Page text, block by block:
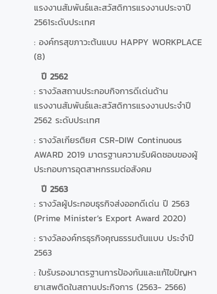
แรงงานสัมพันธ์และสวัสดิการแรงงานประจาปี
2561ระดับประเทศ
: องค์กรสุขภาวะต้นแบบ HAPPY WORKPLACE
(8)
ปี 2562
: รางวัลสถานประกอบกิจการดีเด่นด้าน
แรงงานสัมพันธ์และสวัสดิการแรงงานประจำปี
2562 ระดับประเทศ
: รางวัลเกียรติยศ CSR-DIW Continuous
AWARD 2019 มาตรฐานความรับผิดชอบของผู้
ประกอบการอุตสาหกรรมต่อสังคม
ปี 2563
: รางวัลผู้ประกอบธุรกิจส่งออกดีเด่น ปี 2563
(Prime Minister’s Export Award 2020)
: รางวัลองค์กรธุรกิจคุณธรรมต้นแบบ ประจำปี
2563
: ใบรับรองมาตรฐานการป้องกันและแก้ไขปัญหา
ยาเสพติดในสถานประกิจการ (2563- 2566)